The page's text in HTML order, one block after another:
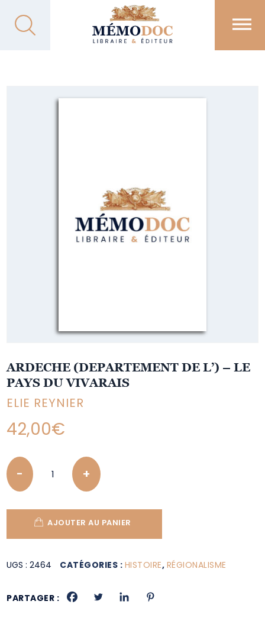
ARDECHE (DEPARTEMENT DE L’) – LE
PAYS DU VIVARAIS
ELIE REYNIER
42,00€
Quantity
AJOUTER AU PANIER
UGS :2464 CATÉGORIES : HISTOIRE, RÉGIONALISME
PARTAGER :